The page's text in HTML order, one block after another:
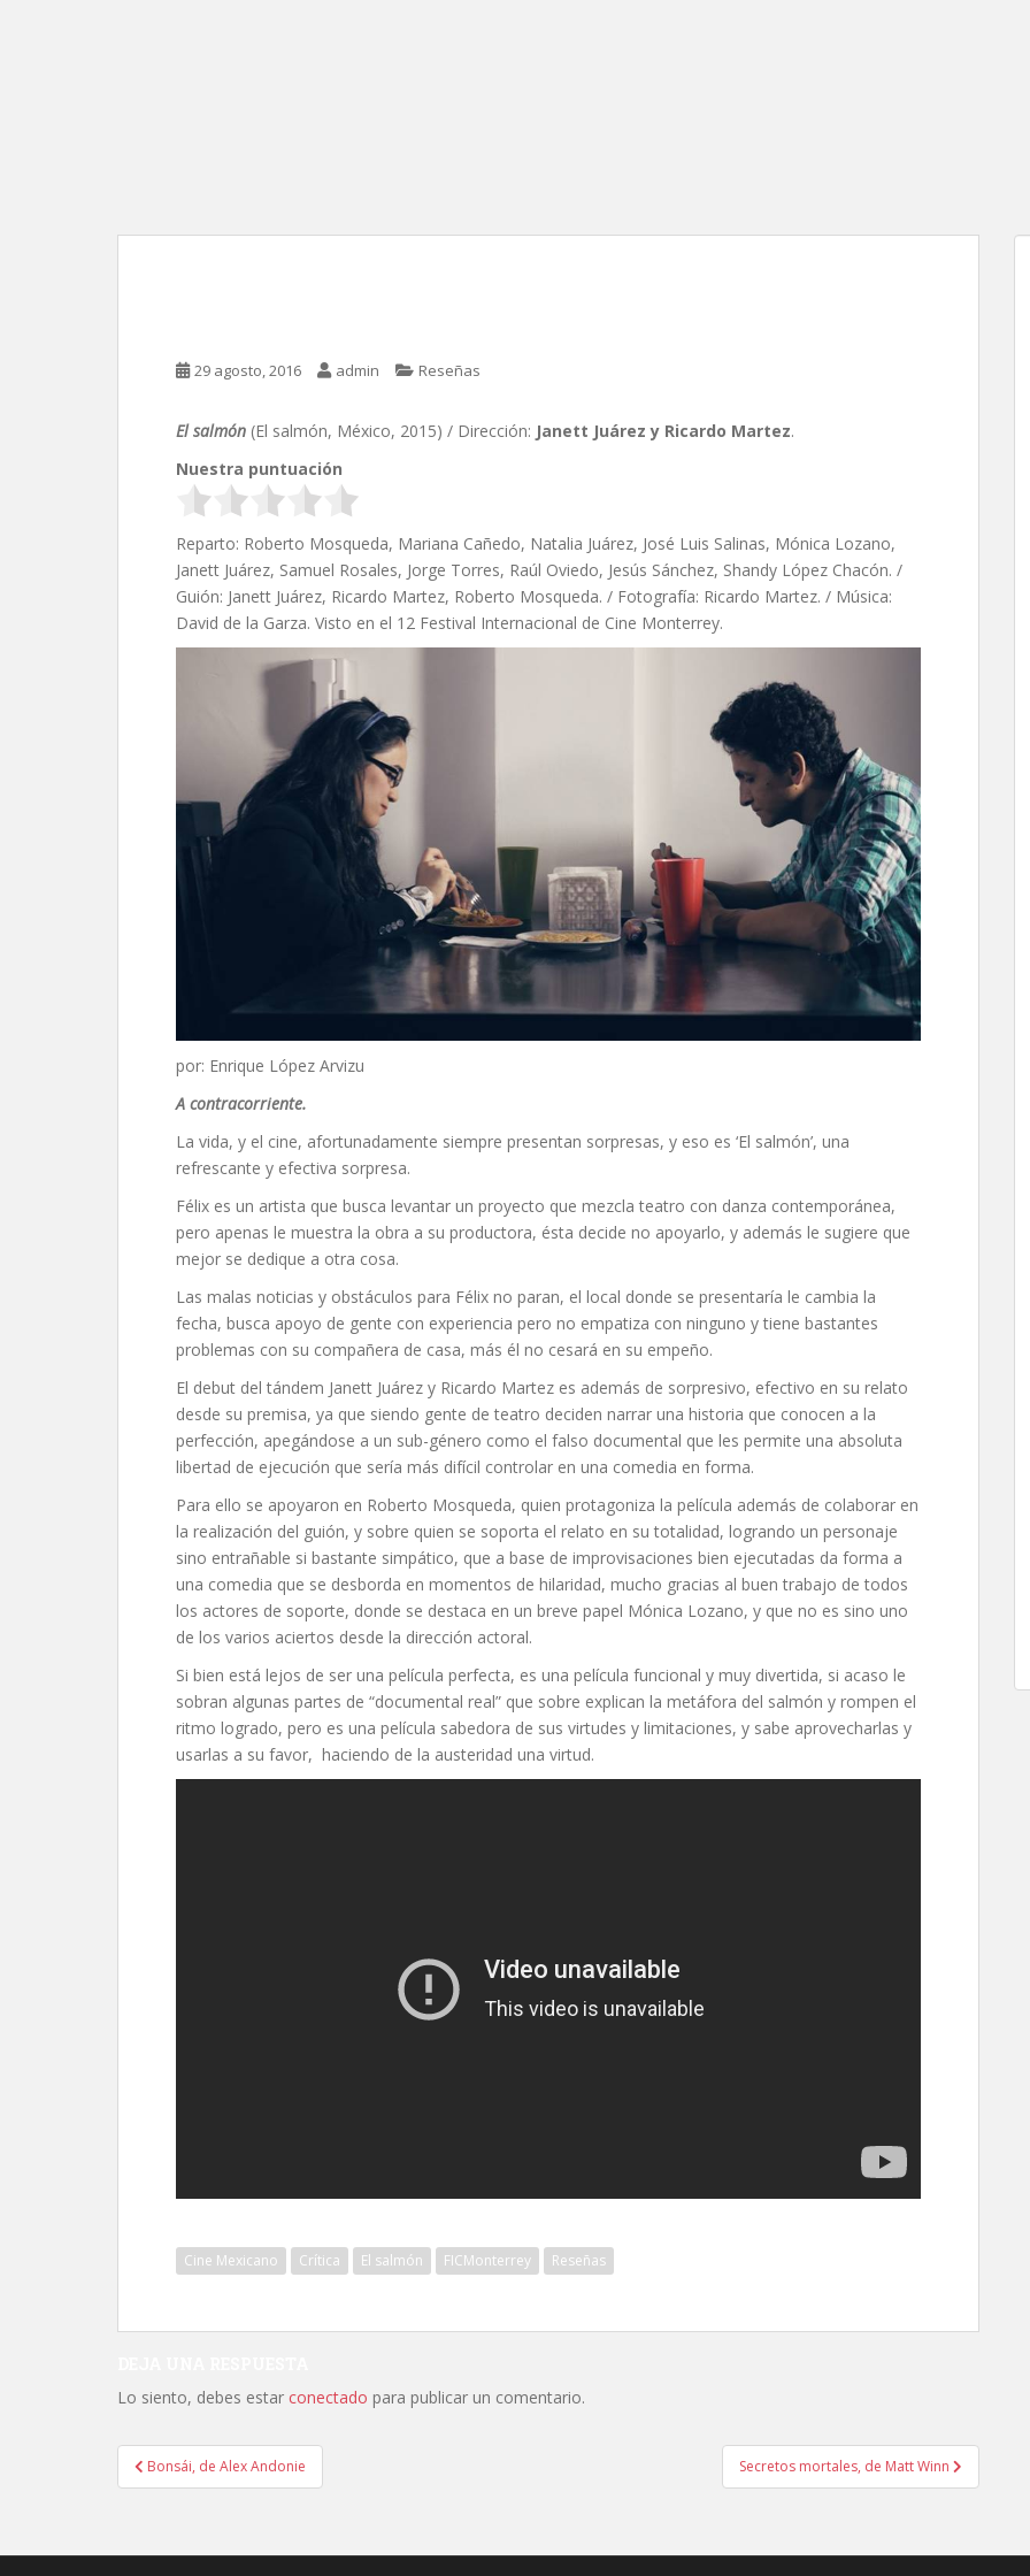
29 agosto, 2016 admin Reseñas
El salmón (El salmón, México, 2015) / Dirección: Janett Juárez y Ricardo Martez.
Nuestra puntuación
Reparto: Roberto Mosqueda, Mariana Cañedo, Natalia Juárez, José Luis Salinas, Mónica Lozano,
Janett Juárez, Samuel Rosales, Jorge Torres, Raúl Oviedo, Jesús Sánchez, Shandy López Chacón. /
Guión: Janett Juárez, Ricardo Martez, Roberto Mosqueda. / Fotografía: Ricardo Martez. / Música:
David de la Garza. Visto en el 12 Festival Internacional de Cine Monterrey.
por: Enrique López Arvizu
A contracorriente.
La vida, y el cine, afortunadamente siempre presentan sorpresas, y eso es ‘El salmón’, una
refrescante y efectiva sorpresa.
Félix es un artista que busca levantar un proyecto que mezcla teatro con danza contemporánea,
pero apenas le muestra la obra a su productora, ésta decide no apoyarlo, y además le sugiere que
mejor se dedique a otra cosa.
Las malas noticias y obstáculos para Félix no paran, el local donde se presentaría le cambia la
fecha, busca apoyo de gente con experiencia pero no empatiza con ninguno y tiene bastantes
problemas con su compañera de casa, más él no cesará en su empeño.
El debut del tándem Janett Juárez y Ricardo Martez es además de sorpresivo, efectivo en su relato
desde su premisa, ya que siendo gente de teatro deciden narrar una historia que conocen a la
perfección, apegándose a un sub-género como el falso documental que les permite una absoluta
libertad de ejecución que sería más difícil controlar en una comedia en forma.
Para ello se apoyaron en Roberto Mosqueda, quien protagoniza la película además de colaborar en
la realización del guión, y sobre quien se soporta el relato en su totalidad, logrando un personaje
sino entrañable si bastante simpático, que a base de improvisaciones bien ejecutadas da forma a
una comedia que se desborda en momentos de hilaridad, mucho gracias al buen trabajo de todos
los actores de soporte, donde se destaca en un breve papel Mónica Lozano, y que no es sino uno
de los varios aciertos desde la dirección actoral.
Si bien está lejos de ser una película perfecta, es una película funcional y muy divertida, si acaso le
sobran algunas partes de “documental real” que sobre explican la metáfora del salmón y rompen el
ritmo logrado, pero es una película sabedora de sus virtudes y limitaciones, y sabe aprovecharlas y
usarlas a su favor, haciendo de la austeridad una virtud.
Cine Mexicano Crítica El salmón FICMonterrey Reseñas
Lo siento, debes estar conectado para publicar un comentario.
Navegación
de
Bonsái, de Alex Andonie Secretos mortales, de Matt Winn